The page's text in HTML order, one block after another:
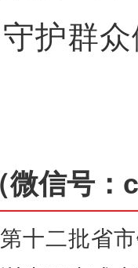
护群
微信号
十二批省